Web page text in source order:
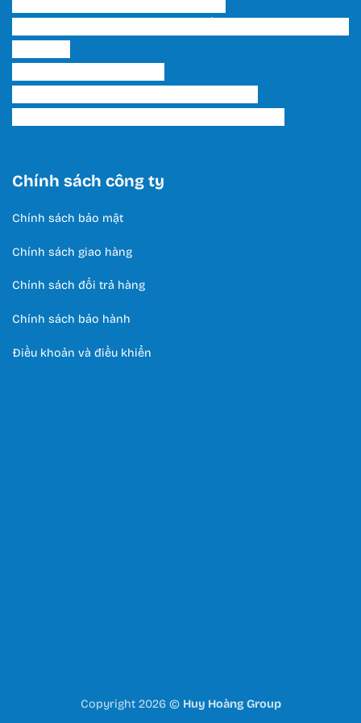
Chính sách công ty
Chính sách bảo mật
Chính sách giao hàng
Chính sách đổi trả hàng
Chính sách bảo hành
Điều khoản và điều khiển
Copyright 2026 © Huy Hoàng Group